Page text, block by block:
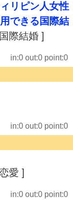
リピン人女性
できる国際結
際結婚 ]
in:0 out:0 point:0
in:0 out:0 point:0
愛 ]
in:0 out:0 point:0